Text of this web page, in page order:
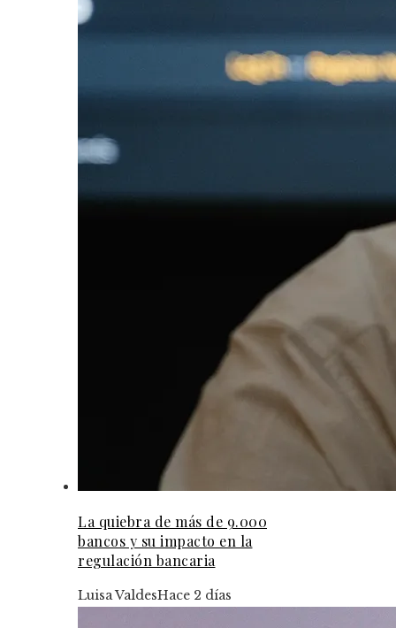
La quiebra de más de 9.000
bancos y su impacto en la
regulación bancaria
Luisa ValdesHace 2 días